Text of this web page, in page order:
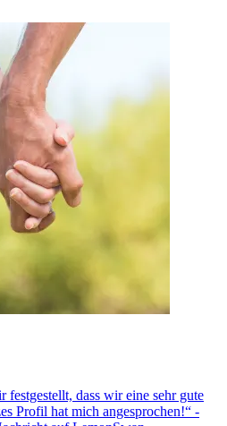
festgestellt, dass wir eine sehr gute
Profil hat mich angesprochen!“ -